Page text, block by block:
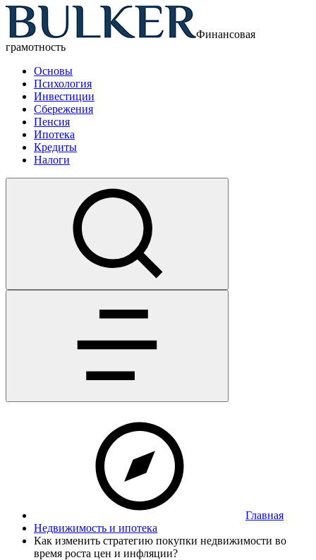
Финансовая
грамотность
Основы
Психология
Инвестиции
Сбережения
Пенсия
Ипотека
Кредиты
Налоги
Главная
Недвижимость и ипотека
Как изменить стратегию покупки недвижимости во
время роста цен и инфляции?